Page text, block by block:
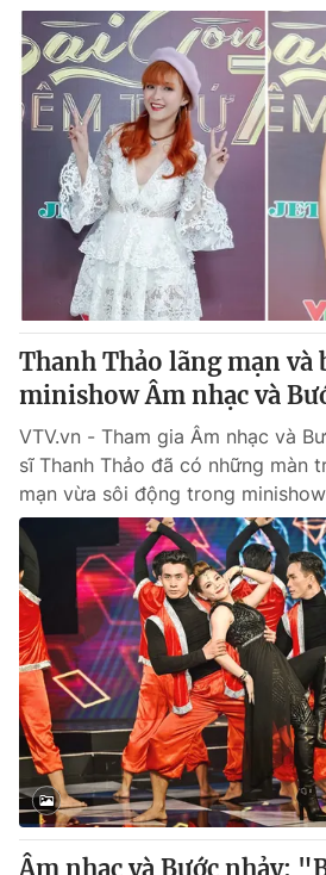
Thanh Thảo lãng mạn
minishow Âm nhạc và
VTV.vn - Tham gia Âm nhạc và
sĩ Thanh Thảo đã có những màn
mạn vừa sôi động trong
Âm nhạc và Bước nhảy: